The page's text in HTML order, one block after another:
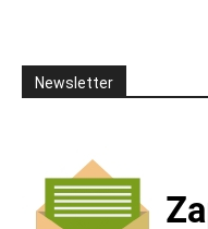
Newsletter